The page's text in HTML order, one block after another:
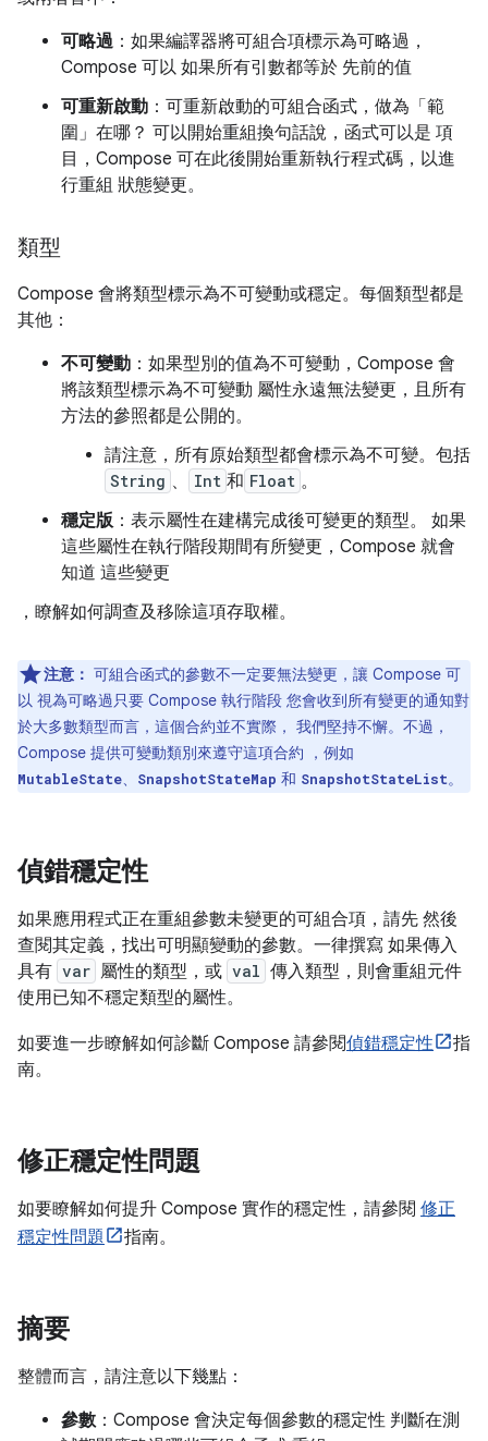
可略過 ：如果編譯器將可組合項標示為可略過，
Compose 可以 如果所有引數都等於 先前的值
可重新啟動 ：可重新啟動的可組合函式，做為「範
圍」在哪？ 可以開始重組換句話說，函式可以是 項
目，Compose 可在此後開始重新執行程式碼，以進
行重組 狀態變更。
類型
Compose 會將類型標示為不可變動或穩定。每個類型都是
其他：
不可變動 ：如果型別的值為不可變動，Compose 會
將該類型標示為不可變動 屬性永遠無法變更，且所有
方法的參照都是公開的。
請注意，所有原始類型都會標示為不可變。包括
String 、 Int 和 Float 。
穩定版：表示屬性在建構完成後可變更的類型。 如果
這些屬性在執行階段期間有所變更，Compose 就會
知道 這些變更
，瞭解如何調查及移除這項存取權。
注意： 可組合函式的參數不一定要無法變更，讓 Compose 可
以 視為可略過只要 Compose 執行階段 您會收到所有變更的通知對
於大多數類型而言，這個合約並不實際， 我們堅持不懈。不過，
Compose 提供可變動類別來遵守這項合約 ，例如
MutableState、 SnapshotStateMap 和 SnapshotStateList。
偵錯穩定性
如果應用程式正在重組參數未變更的可組合項，請先 然後
查閱其定義，找出可明顯變動的參數。一律撰寫 如果傳入
具有 var 屬性的類型，或 val 傳入類型，則會重組元件
使用已知不穩定類型的屬性。
如要進一步瞭解如何診斷 Compose 請參閱偵錯穩定性
指
南。
修正穩定性問題
如要瞭解如何提升 Compose 實作的穩定性，請參閱 修正
穩定性問題
指南。
摘要
整體而言，請注意以下幾點：
參數：Compose 會決定每個參數的穩定性 判斷在測